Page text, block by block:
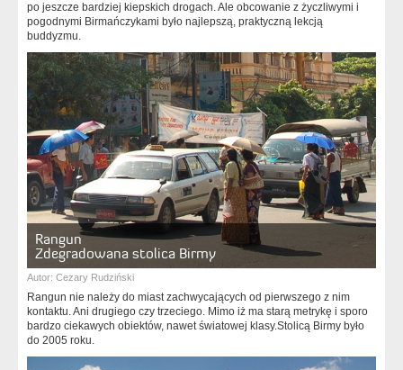
po jeszcze bardziej kiepskich drogach. Ale obcowanie z życzliwymi i
pogodnymi Birmańczykami było najlepszą, praktyczną lekcją
buddyzmu.
Rangun
Zdegradowana stolica Birmy
Autor: Cezary Rudziński
Rangun nie należy do miast zachwycających od pierwszego z nim
kontaktu. Ani drugiego czy trzeciego. Mimo iż ma starą metrykę i sporo
bardzo ciekawych obiektów, nawet światowej klasy.Stolicą Birmy było
do 2005 roku.